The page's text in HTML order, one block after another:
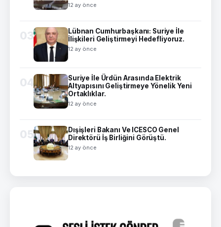
12 ay önce
03
Lübnan Cumhurbaşkanı: Suriye İle
İlişkileri Geliştirmeyi Hedefliyoruz.
12 ay önce
04
Suriye İle Ürdün Arasında Elektrik
Altyapısını Geliştirmeye Yönelik Yeni
Ortaklıklar.
12 ay önce
05
Dışişleri Bakanı Ve ICESCO Genel
Direktörü İş Birliğini Görüştü.
12 ay önce